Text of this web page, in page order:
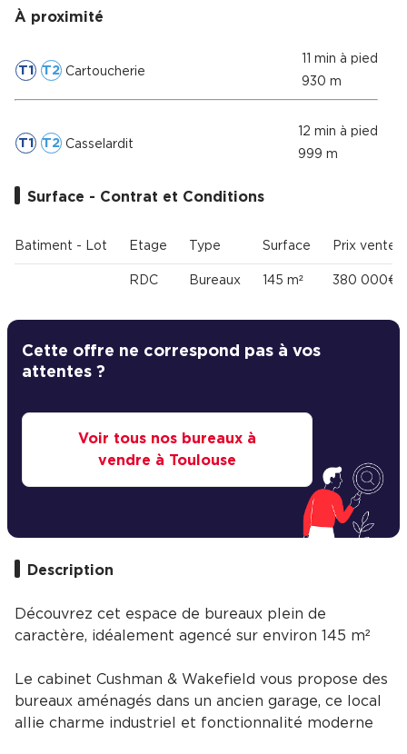
À proximité
T1 T2Cartoucherie
11 min à pied
930 m
T1 T2Casselardit
12 min à pied
999 m
Surface - Contrat et Conditions
Batiment - Lot Etage Type Surface Prix vente
RDC Bureaux 145 m² 380 000€
Cette offre ne correspond pas à vos
attentes ?
Voir tous nos bureaux à
vendre à Toulouse
Description
Découvrez cet espace de bureaux plein de
caractère, idéalement agencé sur environ 145 m²
Le cabinet Cushman & Wakefield vous propose des
bureaux aménagés dans un ancien garage, ce local
allie charme industriel et fonctionnalité moderne